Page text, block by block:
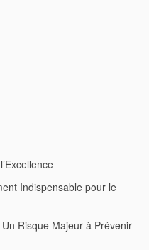
Indispensable pour le
Risque Majeur à Prévenir